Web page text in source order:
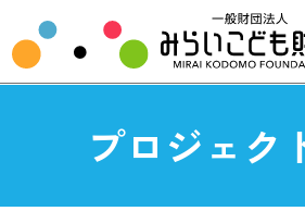
プロジェク